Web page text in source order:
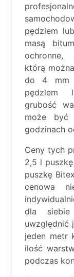
pędzlem
masą
ochronne,
którą
do 4 mm
pędzlem
grubość
może być
godzinach
Ceny tych
2,5 l
puszkę
cenowa
dla
uwzględnić
jeden metr
ilość
podczas